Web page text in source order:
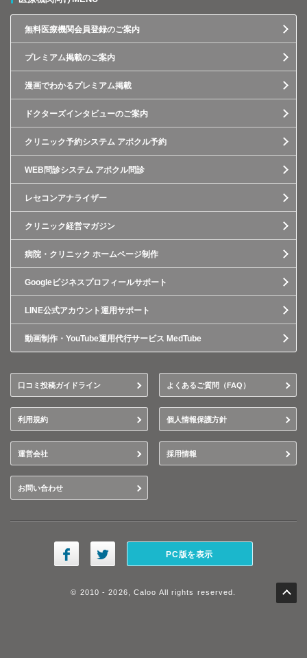
無料医療機関会員登録のご案内
プレミアム掲載のご案内
漫画でわかるプレミアム掲載
ドクターズインタビューのご案内
クリニック予約システム アポクル予約
WEB問診システム アポクル問診
レセコンアナライザー
クリニック経営マガジン
病院・クリニック ホームページ制作
Googleビジネスプロフィールサポート
LINE公式アカウント運用サポート
動画制作・YouTube運用代行サービス MedTube
口コミ投稿ガイドライン よくあるご質問（FAQ）
利用規約 個人情報保護方針
運営会社 採用情報
お問い合わせ
PC版を表示
© 2010 - 2026, Caloo All rights reserved.